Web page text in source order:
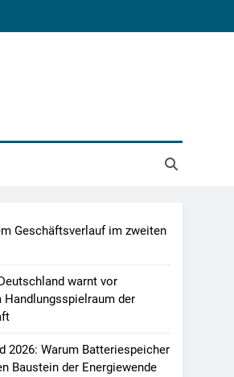
Geschäftsverlauf im zweiten
warnt vor
Handlungsspielraum der
2026: Warum Batteriespeicher
Baustein der Energiewende